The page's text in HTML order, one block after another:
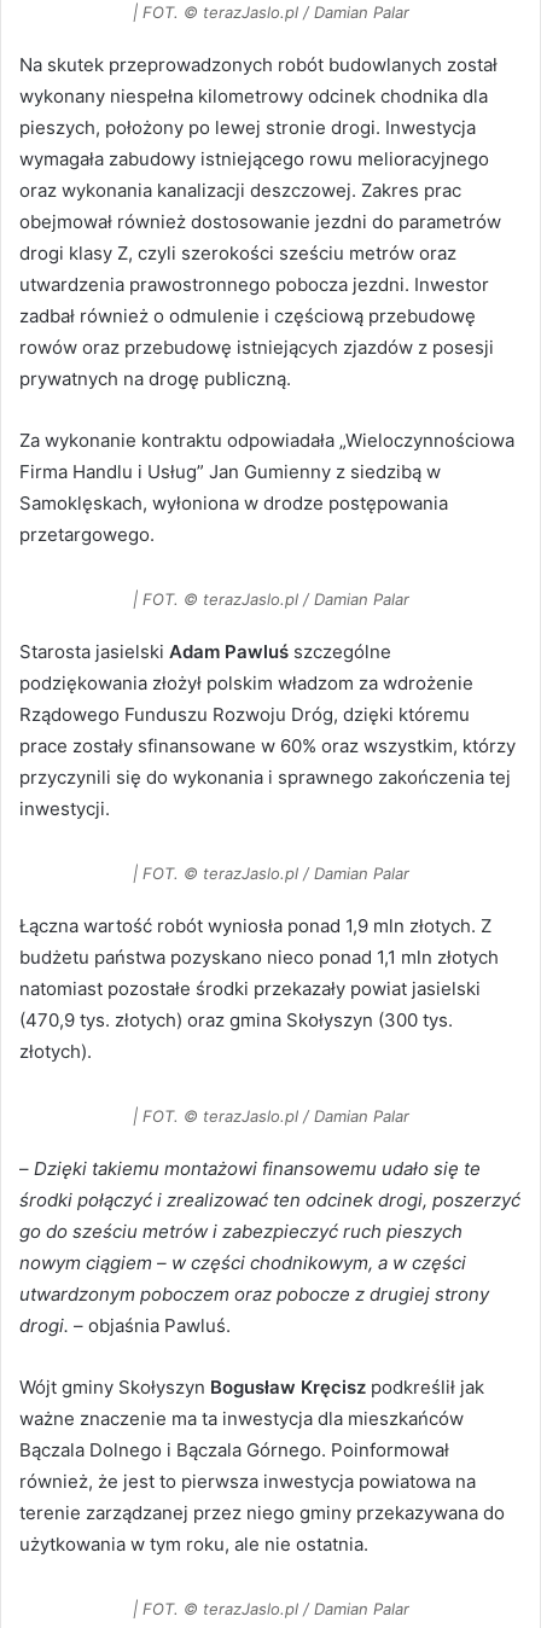
| FOT. © terazJaslo.pl / Damian Palar
Na skutek przeprowadzonych robót budowlanych został
wykonany niespełna kilometrowy odcinek chodnika dla
pieszych, położony po lewej stronie drogi. Inwestycja
wymagała zabudowy istniejącego rowu melioracyjnego
oraz wykonania kanalizacji deszczowej. Zakres prac
obejmował również dostosowanie jezdni do parametrów
drogi klasy Z, czyli szerokości sześciu metrów oraz
utwardzenia prawostronnego pobocza jezdni. Inwestor
zadbał również o odmulenie i częściową przebudowę
rowów oraz przebudowę istniejących zjazdów z posesji
prywatnych na drogę publiczną.
Za wykonanie kontraktu odpowiadała „Wieloczynnościowa
Firma Handlu i Usług” Jan Gumienny z siedzibą w
Samoklęskach, wyłoniona w drodze postępowania
przetargowego.
| FOT. © terazJaslo.pl / Damian Palar
Starosta jasielski Adam Pawluś szczególne
podziękowania złożył polskim władzom za wdrożenie
Rządowego Funduszu Rozwoju Dróg, dzięki któremu
prace zostały sfinansowane w 60% oraz wszystkim, którzy
przyczynili się do wykonania i sprawnego zakończenia tej
inwestycji.
| FOT. © terazJaslo.pl / Damian Palar
Łączna wartość robót wyniosła ponad 1,9 mln złotych. Z
budżetu państwa pozyskano nieco ponad 1,1 mln złotych
natomiast pozostałe środki przekazały powiat jasielski
(470,9 tys. złotych) oraz gmina Skołyszyn (300 tys.
złotych).
| FOT. © terazJaslo.pl / Damian Palar
– Dzięki takiemu montażowi finansowemu udało się te
środki połączyć i zrealizować ten odcinek drogi, poszerzyć
go do sześciu metrów i zabezpieczyć ruch pieszych
nowym ciągiem – w części chodnikowym, a w części
utwardzonym poboczem oraz pobocze z drugiej strony
drogi. – objaśnia Pawluś.
Wójt gminy Skołyszyn Bogusław Kręcisz podkreślił jak
ważne znaczenie ma ta inwestycja dla mieszkańców
Bączala Dolnego i Bączala Górnego. Poinformował
również, że jest to pierwsza inwestycja powiatowa na
terenie zarządzanej przez niego gminy przekazywana do
użytkowania w tym roku, ale nie ostatnia.
| FOT. © terazJaslo.pl / Damian Palar